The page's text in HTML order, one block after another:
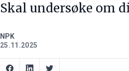
Skal undersøke om
NPK
25.11.2025